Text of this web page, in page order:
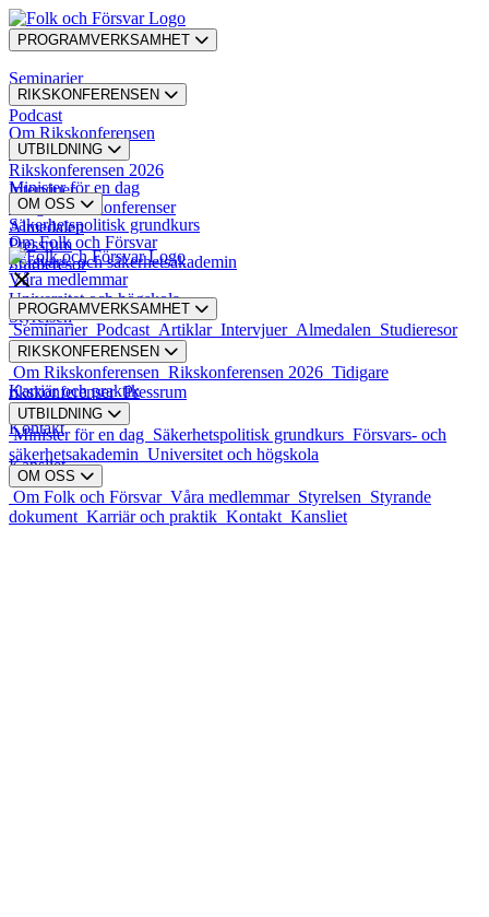
PROGRAMVERKSAMHET
Seminarier
Podcast
Artiklar
Intervjuer
Almedalen
Studieresor
RIKSKONFERENSEN
Om Rikskonferensen
Rikskonferensen 2026
Tidigare rikskonferenser
Pressrum
UTBILDNING
Minister för en dag
Säkerhetspolitisk grundkurs
Försvars- och säkerhetsakademin
Universitet och högskola
OM OSS
Om Folk och Försvar
Våra medlemmar
Styrelsen
Styrande dokument
Karriär och praktik
Kontakt
Kansliet
PROGRAMVERKSAMHET
Seminarier Podcast Artiklar Intervjuer Almedalen Studieresor
RIKSKONFERENSEN
Om Rikskonferensen Rikskonferensen 2026 Tidigare
rikskonferenserPressrum
UTBILDNING
Minister för en dag Säkerhetspolitisk grundkurs Försvars- och
säkerhetsakademin Universitet och högskola
OM OSS
Om Folk och Försvar Våra medlemmar Styrelsen Styrande
dokument Karriär och praktik Kontakt Kansliet